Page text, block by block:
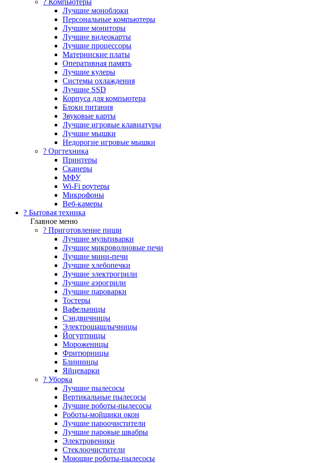
Лучшие моноблоки
Персональные компьютеры
Лучшие мониторы
Лучшие видеокарты
Лучшие процессоры
Материнские платы
Оперативная память
Лучшие кулеры
Системы охлаждения
Лучшие SSD
Корпуса для компьютера
Блоки питания
Звуковые карты
Лучшие игровые клавиатуры
Лучшие мышки
Недорогие игровые мышки
?️ Оргтехника
Принтеры
Сканеры
МФУ
Wi-Fi роутеры
Микрофоны
Веб-камеры
? Бытовая техника
Главное меню
? Приготовление пищи
Лучшие мультиварки
Лучшие микроволновые печи
Лучшие мини-печи
Лучшие хлебопечки
Лучшие электрогрили
Лучшие аэрогрили
Лучшие пароварки
Тостеры
Вафельницы
Сэндвичницы
Электрошашлычницы
Йогуртницы
Мороженицы
Фритюрницы
Блинницы
Яйцеварки
? Уборка
Лучшие пылесосы
Вертикальные пылесосы
Лучшие роботы-пылесосы
Роботы-мойщики окон
Лучшие пароочистители
Лучшие паровые швабры
Электровеники
Стеклоочистители
Моющие роботы-пылесосы